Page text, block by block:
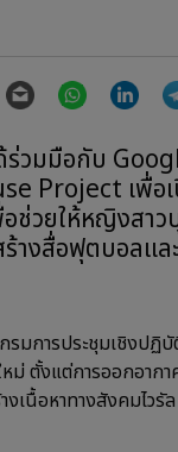
Email WhatsApp
Project เพื่อ
ช่วยให้หญิงสาว
างสื่อฟุตบอลแล
มการประชุมเชิงปฏิบั
ตั้งแต่การออกอากา
เนื้อหาทางสังคมไวรัล